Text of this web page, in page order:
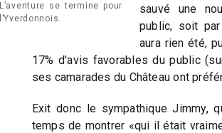
L’aventure se termine pour
l’Yverdonnois.
sauvé une
public, soit
aura rien été,
17% d’avis favorables du public
ses camarades du Château ont
Exit donc le sympathique Jimmy,
temps de montrer «qui il était